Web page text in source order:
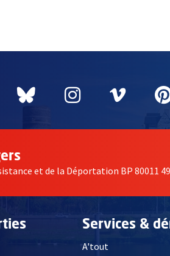
nouvelle fenêtre
Ouvre une nouvelle
Bluesky
, Ouvre uneInstagram
, Ouvre une
,
et de la Déportation BP 80011
Services &
A'tout